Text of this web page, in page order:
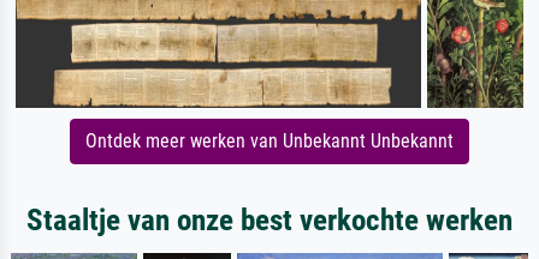
Ontdek meer werken van Unbekannt Unbekannt
Staaltje van onze best verkochte werken